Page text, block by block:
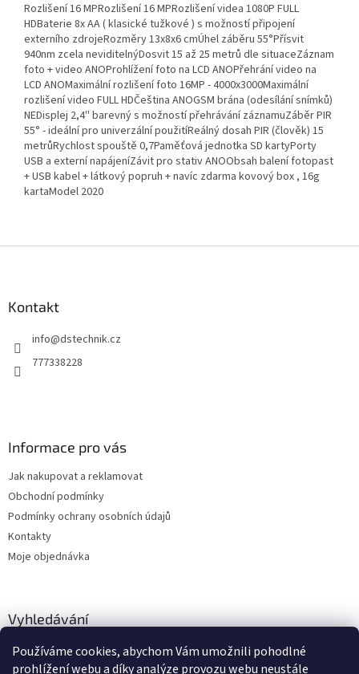
Používáme cookies, abychom Vám umožnili pohodlné
prohlížení webu a díky analýze provozu webu neustále
Rozlišení 16 MPRozlišení 16 MPRozlišení videa 1080P FULL
HDBaterie 8x AA ( klasické tužkové ) s možností připojení
externího zdrojeRozměry 13x8x6 cmÚhel záběru 55°Přísvit
940nm zcela neviditelnýDosvit 15 až 25 metrů dle situaceZáznam
foto + video ANOProhlížení foto na LCD ANOPřehrání video na
LCD ANOMaximální rozlišení foto 16MP - 4000x3000Maximální
rozlišení video FULL HDČeština ANOGSM brána (odesílání snímků)
NEDisplej 2,4'' barevný s možností přehrávání záznamuZáběr PIR
55° - ideální pro univerzální použitíReálný dosah PIR (člověk) 15
metrůRychlost spouště 0,7Paměťová jednotka SD kartyPorty
USB a externí napájeníZávit pro stativ ANOObsah balení fotopast
+ USB kabel + látkový popruh + navíc zdarma kovový box , 16g
kartaModel 2020
Kontakt
info@dstechnik.cz
777338228
Informace pro vás
Jak nakupovat a reklamovat
Obchodní podmínky
Podmínky ochrany osobních údajů
Kontakty
Moje objednávka
Vyhledávání
HLEDAT